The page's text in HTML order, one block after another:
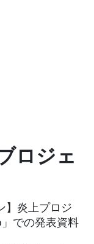
ロジェ
】炎上プロジ
」での発表資料